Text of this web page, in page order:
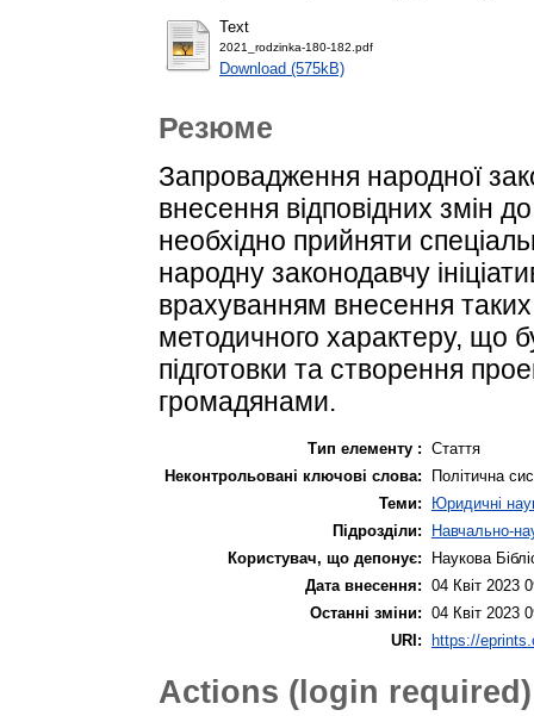
Text
2021_rodzinkа-180-182.pdf
Download (575kB)
Резюме
Запровадження народної
внесення відповідних змін
необхідно прийняти
народну законодавчу
врахуванням внесення
методичного характеру, що
підготовки та створення
громадянами.
Тип елементу : Стаття
Неконтрольовані ключові слова:
Політична
Теми:
Юридичні
Підрозділи:
Навчально-
Користувач, що депонує:
Наукова
Дата внесення: 04 Квіт 2023
Останні зміни: 04 Квіт 2023
URI: https://
Actions (login required)